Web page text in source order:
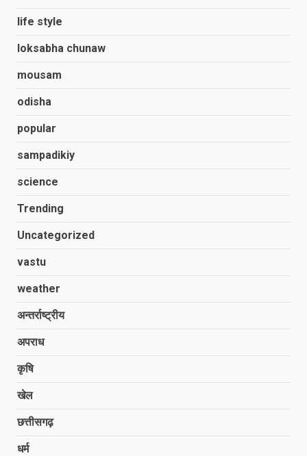
life style
loksabha chunaw
mousam
odisha
popular
sampadikiy
science
Trending
Uncategorized
vastu
weather
अन्तर्राष्ट्रीय
अपराध
कृषि
खेल
छत्तीसगढ़
धर्म